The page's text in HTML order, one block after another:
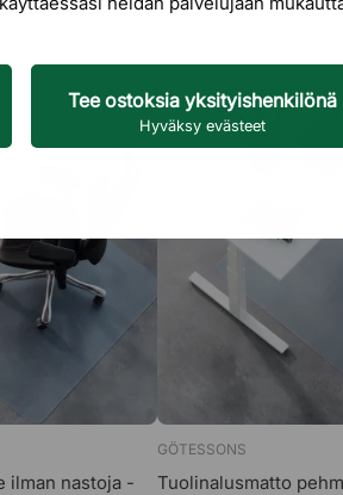
Tee ostoksia yksityishenkilönä
Hyväksy evästeet
asentoon.
ilman nastoja -
GÖTESSONS
Tuolinalusmatto